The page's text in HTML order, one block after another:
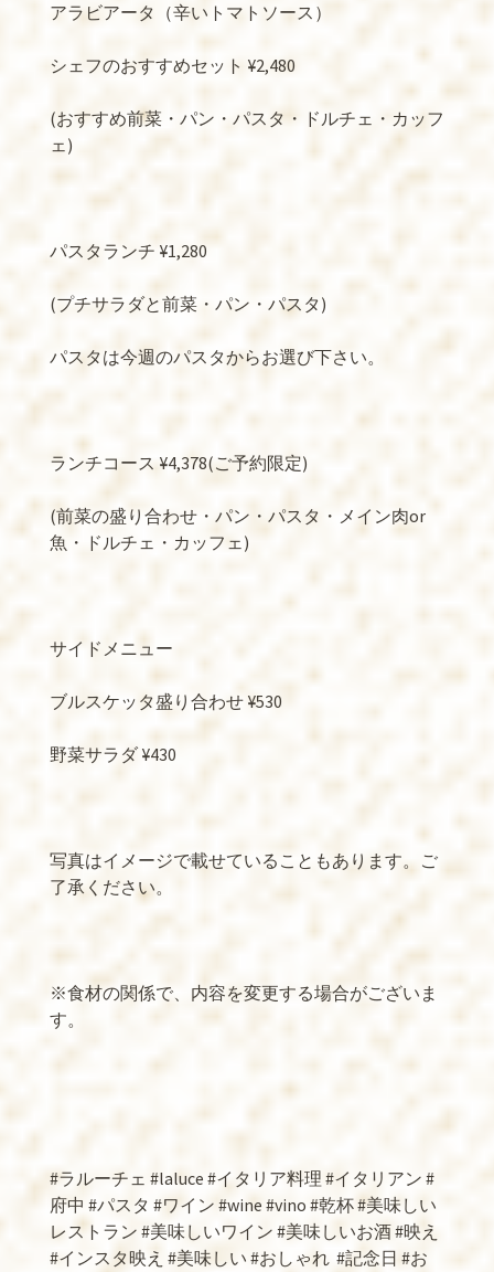
アラビアータ（辛いトマトソース）
シェフのおすすめセット ¥2,480
(おすすめ前菜・パン・パスタ・ドルチェ・カッフ
ェ)
パスタランチ ¥1,280
(プチサラダと前菜・パン・パスタ)
パスタは今週のパスタからお選び下さい。
ランチコース ¥4,378(ご予約限定)
(前菜の盛り合わせ・パン・パスタ・メイン肉or
魚・ドルチェ・カッフェ)
サイドメニュー
ブルスケッタ盛り合わせ ¥530
野菜サラダ ¥430
写真はイメージで載せていることもあります。ご
了承ください。
※食材の関係で、内容を変更する場合がございま
す。
#ラルーチェ #laluce #イタリア料理 #イタリアン #
府中 #パスタ #ワイン #wine #vino #乾杯 #美味しい
レストラン #美味しいワイン #美味しいお酒 #映え
#インスタ映え #美味しい #おしゃれ #記念日 #お